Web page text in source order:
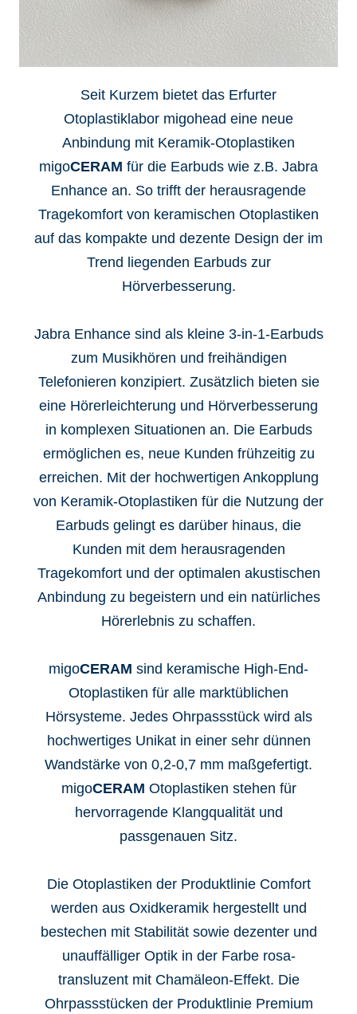
Seit Kurzem bietet das Erfurter
Otoplastiklabor migohead eine neue
Anbindung mit Keramik-Otoplastiken
migoCERAM für die Earbuds wie z.B. Jabra
Enhance an. So trifft der herausragende
Tragekomfort von keramischen Otoplastiken
auf das kompakte und dezente Design der im
Trend liegenden Earbuds zur
Hörverbesserung.
Jabra Enhance sind als kleine 3-in-1-Earbuds
zum Musikhören und freihändigen
Telefonieren konzipiert. Zusätzlich bieten sie
eine Hörerleichterung und Hörverbesserung
in komplexen Situationen an. Die Earbuds
ermöglichen es, neue Kunden frühzeitig zu
erreichen. Mit der hochwertigen Ankopplung
von Keramik-Otoplastiken für die Nutzung der
Earbuds gelingt es darüber hinaus, die
Kunden mit dem herausragenden
Tragekomfort und der optimalen akustischen
Anbindung zu begeistern und ein natürliches
Hörerlebnis zu schaffen.
migoCERAM sind keramische High-End-
Otoplastiken für alle marktüblichen
Hörsysteme. Jedes Ohrpassstück wird als
hochwertiges Unikat in einer sehr dünnen
Wandstärke von 0,2-0,7 mm maßgefertigt.
migoCERAM Otoplastiken stehen für
hervorragende Klangqualität und
passgenauen Sitz.
Die Otoplastiken der Produktlinie Comfort
werden aus Oxidkeramik hergestellt und
bestechen mit Stabilität sowie dezenter und
unauffälliger Optik in der Farbe rosa-
transluzent mit Chamäleon-Effekt. Die
Ohrpassstücken der Produktlinie Premium